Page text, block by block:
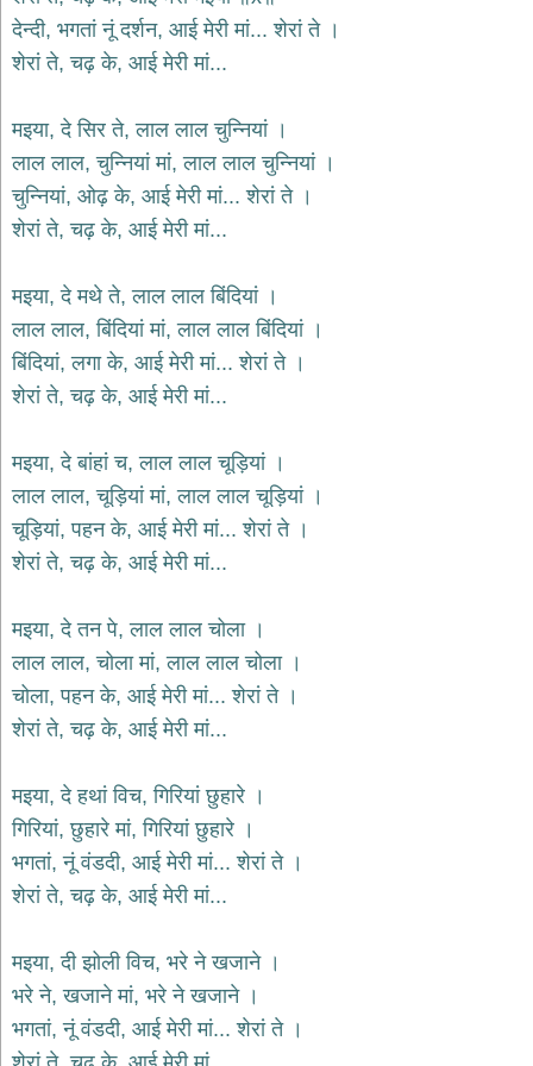
देश
भक्ति
bhajans
खाटू
श्याम
भजन
khatu
रानी
सती
दादी
भजन
bhajans
बावा
लाल
दयाल
भजन
bhajans
शनि
देव
भजन
आज
भजन
bhajan
of
भजन
जोड़ें
add
bhajans
देन्दी, भगतां नूं दर्शन, आई मेरी मां... शेरां ते ।
शेरां ते, चढ़ के, आई मेरी मां...
मइया, दे सिर ते, लाल लाल चुन्नियां ।
लाल लाल, चुन्नियां मां, लाल लाल चुन्नियां ।
चुन्नियां, ओढ़ के, आई मेरी मां... शेरां ते ।
शेरां ते, चढ़ के, आई मेरी मां...
मइया, दे मथे ते, लाल लाल बिंदियां ।
लाल लाल, बिंदियां मां, लाल लाल बिंदियां ।
बिंदियां, लगा के, आई मेरी मां... शेरां ते ।
शेरां ते, चढ़ के, आई मेरी मां...
मइया, दे बांहां च, लाल लाल चूड़ियां ।
लाल लाल, चूड़ियां मां, लाल लाल चूड़ियां ।
चूड़ियां, पहन के, आई मेरी मां... शेरां ते ।
शेरां ते, चढ़ के, आई मेरी मां...
मइया, दे तन पे, लाल लाल चोला ।
लाल लाल, चोला मां, लाल लाल चोला ।
चोला, पहन के, आई मेरी मां... शेरां ते ।
शेरां ते, चढ़ के, आई मेरी मां...
मइया, दे हथां विच, गिरियां छुहारे ।
गिरियां, छुहारे मां, गिरियां छुहारे ।
भगतां, नूं वंडदी, आई मेरी मां... शेरां ते ।
शेरां ते, चढ़ के, आई मेरी मां...
मइया, दी झोली विच, भरे ने खजाने ।
भरे ने, खजाने मां, भरे ने खजाने ।
भगतां, नूं वंडदी, आई मेरी मां... शेरां ते ।